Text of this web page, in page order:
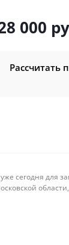
000
Рассчитать
сегодня для
области,